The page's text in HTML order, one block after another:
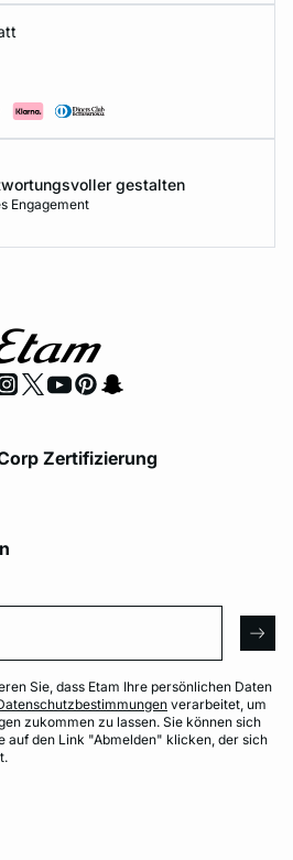
gestalten
Engagement
Zertifizierung
Sie, dass Etam Ihre persönlichen Daten
verarbeitet, um
zukommen zu lassen. Sie können sich
auf den Link "Abmelden" klicken, der sich